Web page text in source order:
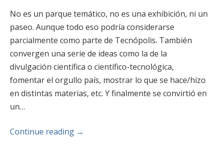
No es un parque temático, no es una exhibición, ni un
paseo. Aunque todo eso podría considerarse
parcialmente como parte de Tecnópolis. También
convergen una serie de ideas como la de la
divulgación científica o científico-tecnológica,
fomentar el orgullo país, mostrar lo que se hace/hizo
en distintas materias, etc. Y finalmente se convirtió en
un…
Continue reading →